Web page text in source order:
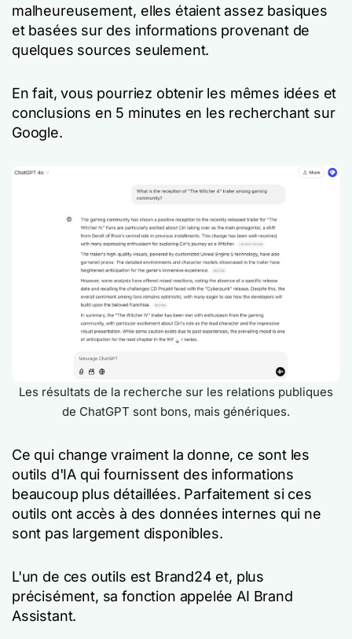
malheureusement, elles étaient assez basiques
et basées sur des informations provenant de
quelques sources seulement.
En fait, vous pourriez obtenir les mêmes idées et
conclusions en 5 minutes en les recherchant sur
Google.
Les résultats de la recherche sur les relations publiques
de ChatGPT sont bons, mais génériques.
Ce qui change vraiment la donne, ce sont les
outils d'IA qui fournissent des informations
beaucoup plus détaillées. Parfaitement si ces
outils ont accès à des données internes qui ne
sont pas largement disponibles.
L'un de ces outils est Brand24 et, plus
précisément, sa fonction appelée AI Brand
Assistant.